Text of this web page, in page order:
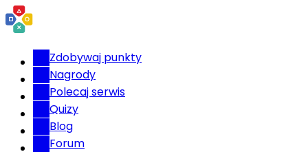
Zdobywaj punkty
Nagrody
Polecaj serwis
Quizy
Blog
Forum